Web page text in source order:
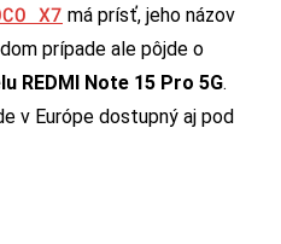
X7 má prísť, jeho názov
prípade ale pôjde o
REDMI Note 15 Pro 5G.
v Európe dostupný aj pod